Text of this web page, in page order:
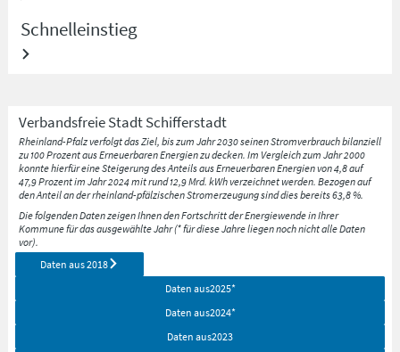
Schnelleinstieg
Verbandsfreie Stadt Schifferstadt
Rheinland-Pfalz verfolgt das Ziel, bis zum Jahr 2030 seinen Stromverbrauch bilanziell
zu 100 Prozent aus Erneuerbaren Energien zu decken. Im Vergleich zum Jahr 2000
konnte hierfür eine Steigerung des Anteils aus Erneuerbaren Energien von 4,8 auf
47,9 Prozent im Jahr 2024 mit rund 12,9 Mrd. kWh verzeichnet werden. Bezogen auf
den Anteil an der rheinland-pfälzischen Stromerzeugung sind dies bereits 63,8 %.
Die folgenden Daten zeigen Ihnen den Fortschritt der Energiewende in Ihrer
Kommune für das ausgewählte Jahr (* für diese Jahre liegen noch nicht alle Daten
vor).
Daten aus2018
Daten aus2025*
Daten aus2024*
Daten aus2023